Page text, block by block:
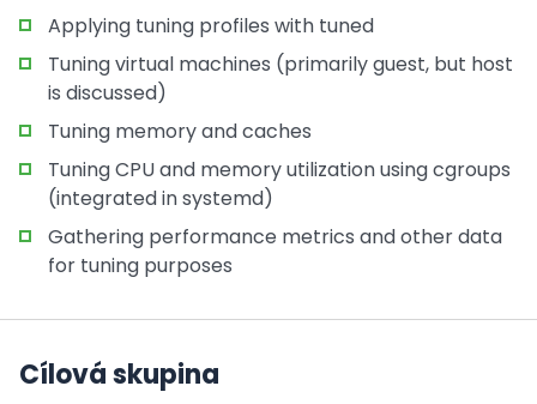
Applying tuning profiles with tuned
Tuning virtual machines (primarily guest, but host
is discussed)
Tuning memory and caches
Tuning CPU and memory utilization using cgroups
(integrated in systemd)
Gathering performance metrics and other data
for tuning purposes
Cílová skupina